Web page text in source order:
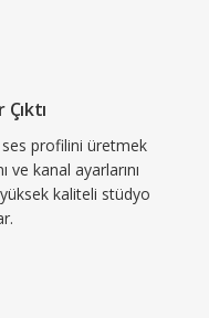
profilini üretmek
ve kanal ayarlarını
kaliteli stüdyo